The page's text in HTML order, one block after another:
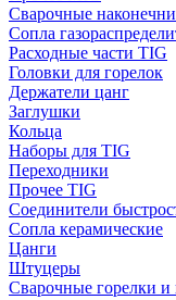
Сварочные
Сопла
Расходные части TIG
Головки для горелок
Держатели цанг
Заглушки
Кольца
Наборы для TIG
Переходники
Прочее TIG
Соединители
Сопла керамические
Цанги
Штуцеры
Сварочные горелки